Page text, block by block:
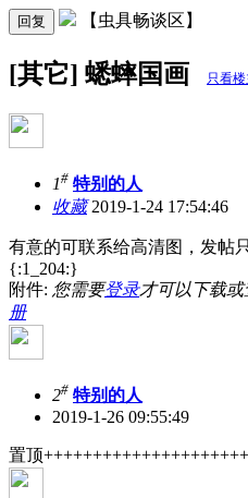
回复 【虫具畅谈区】
[其它] 蟋蟀国画 只看楼
1# 特别的人
收藏2019-1-24 17:54:46
有意的可联系给高清图，发帖
{:1_204:}
附件: 您需要登录才可以下载
册
2# 特别的人
2019-1-26 09:55:49
置顶